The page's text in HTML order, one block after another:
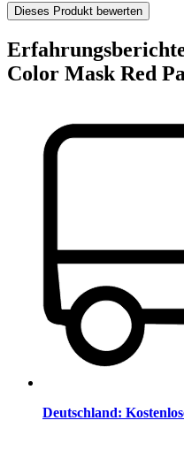
Dieses Produkt bewerten
Color Mask Red
Deutschland: